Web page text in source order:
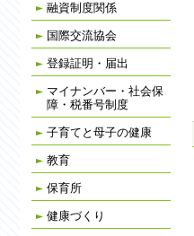
融資制度関係
国際交流協会
登録証明・届出
マイナンバー・社会保
障・税番号制度
子育てと母子の健康
教育
保育所
健康づくり